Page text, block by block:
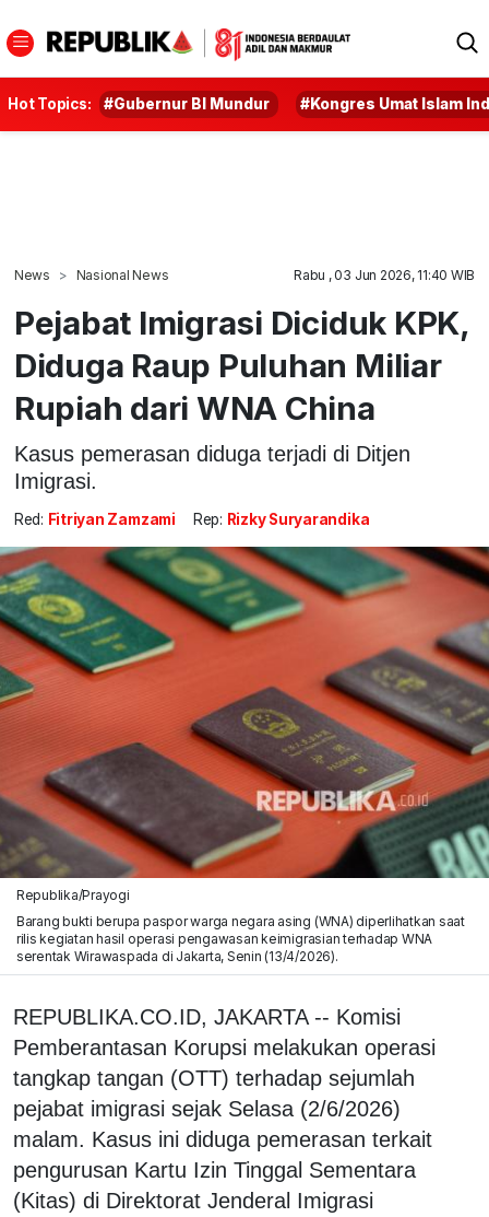
Hot Topics: #Gubernur BI Mundur #Kongres Umat Islam
News Nasional News Rabu , 03 Jun 2026, 11:40 WIB
Pejabat Imigrasi Diciduk KPK,
Diduga Raup Puluhan Miliar
Rupiah dari WNA China
Kasus pemerasan diduga terjadi di Ditjen
Imigrasi.
Red: Fitriyan Zamzami Rep: Rizky Suryarandika
Republika/Prayogi
Barang bukti berupa paspor warga negara asing (WNA) diperlihatkan saat
rilis kegiatan hasil operasi pengawasan keimigrasian terhadap WNA
serentak Wirawaspada di Jakarta, Senin (13/4/2026).
REPUBLIKA.CO.ID, JAKARTA -- Komisi
Pemberantasan Korupsi melakukan operasi
tangkap tangan (OTT) terhadap sejumlah
pejabat imigrasi sejak Selasa (2/6/2026)
malam. Kasus ini diduga pemerasan terkait
pengurusan Kartu Izin Tinggal Sementara
(Kitas) di Direktorat Jenderal Imigrasi